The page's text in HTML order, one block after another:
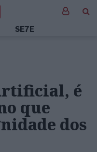
SE7E
é
que
dos